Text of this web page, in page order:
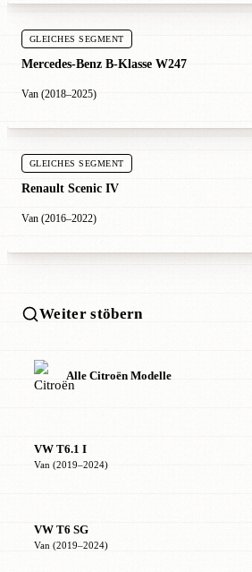
GLEICHES SEGMENT
Mercedes-Benz B-Klasse W247
Van (2018–2025)
GLEICHES SEGMENT
Renault Scenic IV
Van (2016–2022)
Weiter stöbern
Alle Citroën Modelle
VW T6.1 I
Van (2019–2024)
VW T6 SG
Van (2019–2024)